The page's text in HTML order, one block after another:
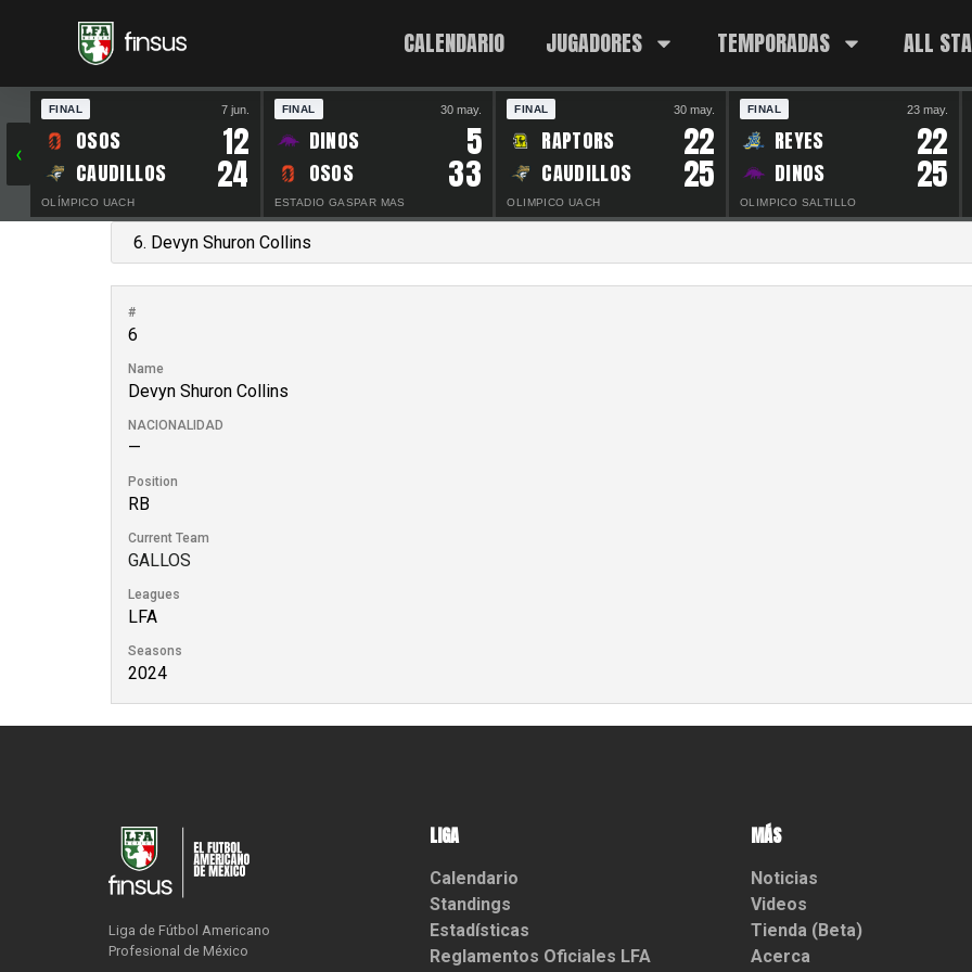
CALENDARIO JUGADORES TEMPORADAS ALL
‹
FINAL 7 jun.
OSOS 12
CAUDILLOS 24
OLÍMPICO UACH
FINAL 30 may.
DINOS 5
OSOS 33
ESTADIO GASPAR MAS
FINAL 30 may.
RAPTORS 22
CAUDILLOS 25
OLIMPICO UACH
FINAL 23 may.
REYES 22
DINOS 25
OLIMPICO SALTILLO
#
6
Name
Devyn Shuron Collins
NACIONALIDAD
—
Position
RB
Current Team
GALLOS
Leagues
LFA
Seasons
2024
Liga de Fútbol Americano
Profesional de México
LIGA
Calendario
Standings
Estadísticas
Reglamentos Oficiales LFA
MÁS
Noticias
Videos
Tienda (Beta)
Acerca